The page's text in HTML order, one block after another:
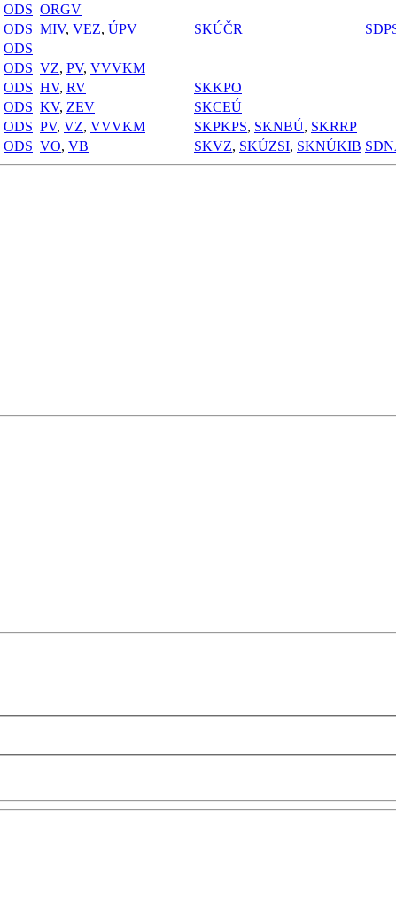
ODS ORGV
ODS MIV, VEZ, ÚPV SKÚČR
ODS
ODS VZ, PV, VVVKM
ODS HV, RV
SKKPO
ODS KV, ZEV
SKCEÚ
ODS PV, VZ, VVVKM SKPKPS, SKNBÚ, SKRRP
ODS VO, VB SKVZ, SKÚZSI, SKNÚKIB